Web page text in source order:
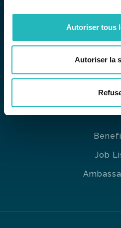
Autoriser tous
Autoriser la
Job